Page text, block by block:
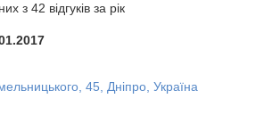
з 42 відгуків за рік
45, Дніпро, Україна